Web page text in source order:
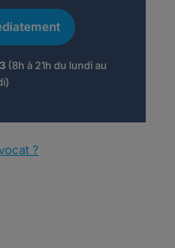
(8h à 21h du lundi au
?